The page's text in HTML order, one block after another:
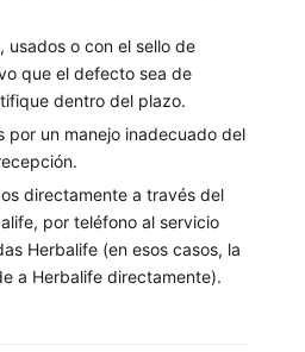
usados o con el sello de
que el defecto sea de
dentro del plazo.
por un manejo inadecuado del
directamente a través del
por teléfono al servicio
Herbalife (en esos casos, la
a Herbalife directamente).